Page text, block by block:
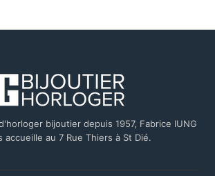
bijoutier depuis 1957, Fabrice IUNG
au 7 Rue Thiers à St Dié.